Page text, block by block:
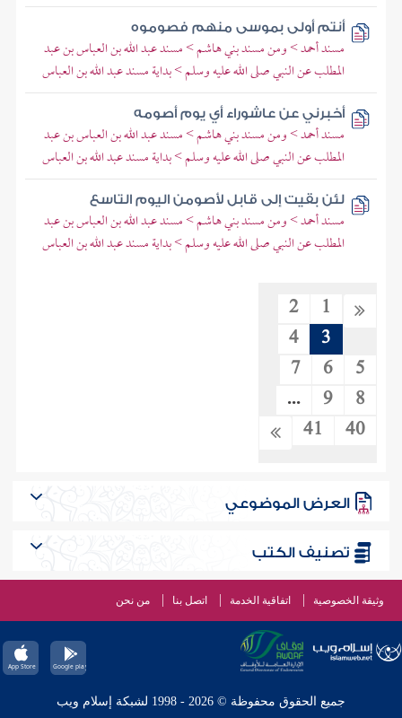
أنتم أولى بموسى منهم فصوموه
مسند أحمد > ومن مسند بني هاشم > مسند عبد الله بن العباس بن عبد
المطلب عن النبي صلى الله عليه وسلم > بداية مسند عبد الله بن العباس
أخبرني عن عاشوراء أي يوم أصومه
مسند أحمد > ومن مسند بني هاشم > مسند عبد الله بن العباس بن عبد
المطلب عن النبي صلى الله عليه وسلم > بداية مسند عبد الله بن العباس
لئن بقيت إلى قابل لأصومن اليوم التاسع
مسند أحمد > ومن مسند بني هاشم > مسند عبد الله بن العباس بن عبد
المطلب عن النبي صلى الله عليه وسلم > بداية مسند عبد الله بن العباس
1
2
3
4
5
6
7
8
9
...
40
41
العرض الموضوعي
تصنيف الكتب
وثيقة الخصوصية اتفاقية الخدمة اتصل بنا من نحن
جميع الحقوق محفوظة © 2026 - 1998 لشبكة إسلام ويب